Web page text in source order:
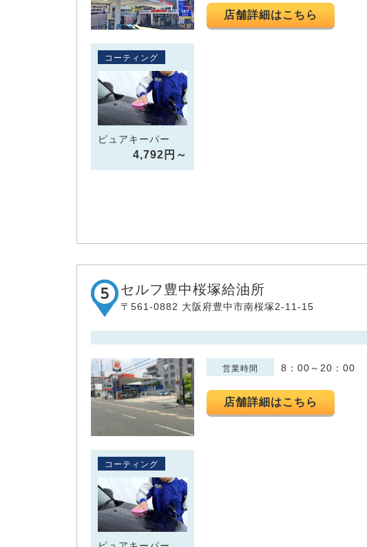
店舗詳細はこちら
コーティング
ピュアキーパー
4,792円～
セルフ豊中桜塚給油所
〒561-0882 大阪府豊中市南桜塚2-11-15
営業時間 8：00～20：00
店舗詳細はこちら
コーティング